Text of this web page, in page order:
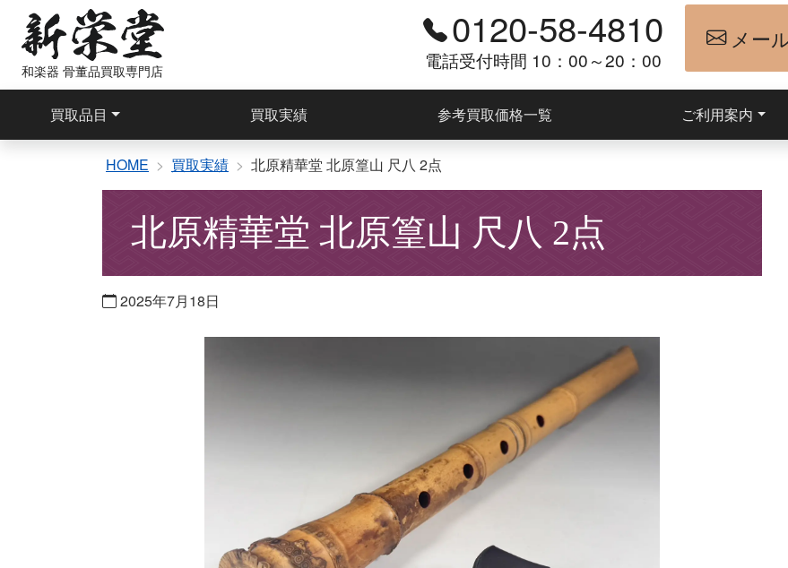
ツ
ス
和楽器 骨董品買取専門店
買取品目 買取実績 参考買取価格一覧 ご利用案内
0120-58-4810
電話受付時間 10：00～20：00
メー
HOME 買取実績 北原精華堂 北原篁山 尺八 2点
北原精華堂 北原篁山 尺八 2点
2025年7月18日